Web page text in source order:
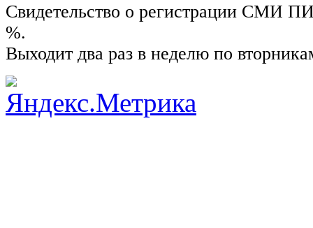
Свидетельство о регистрации СМИ
%.
Выходит два раз в неделю по